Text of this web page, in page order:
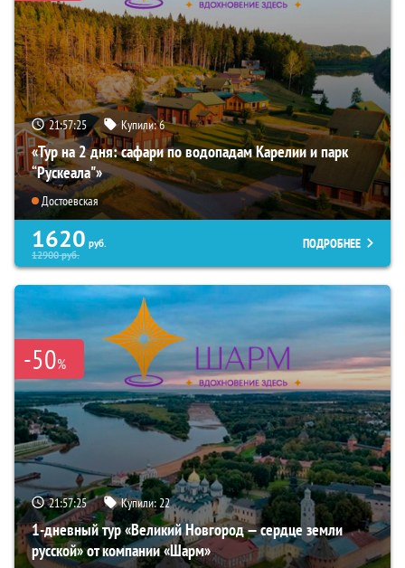
21:57:24 Купили:6
«Тур на 2 дня: сафари по водопадам Карелии и парк
“Рускеала"»
Достоевская
1620 руб.
12900руб.
ПОДРОБНЕЕ
-50%
21:57:24 Купили:22
1-дневный тур «Великий Новгород — сердце земли
русской» от компании «Шарм»